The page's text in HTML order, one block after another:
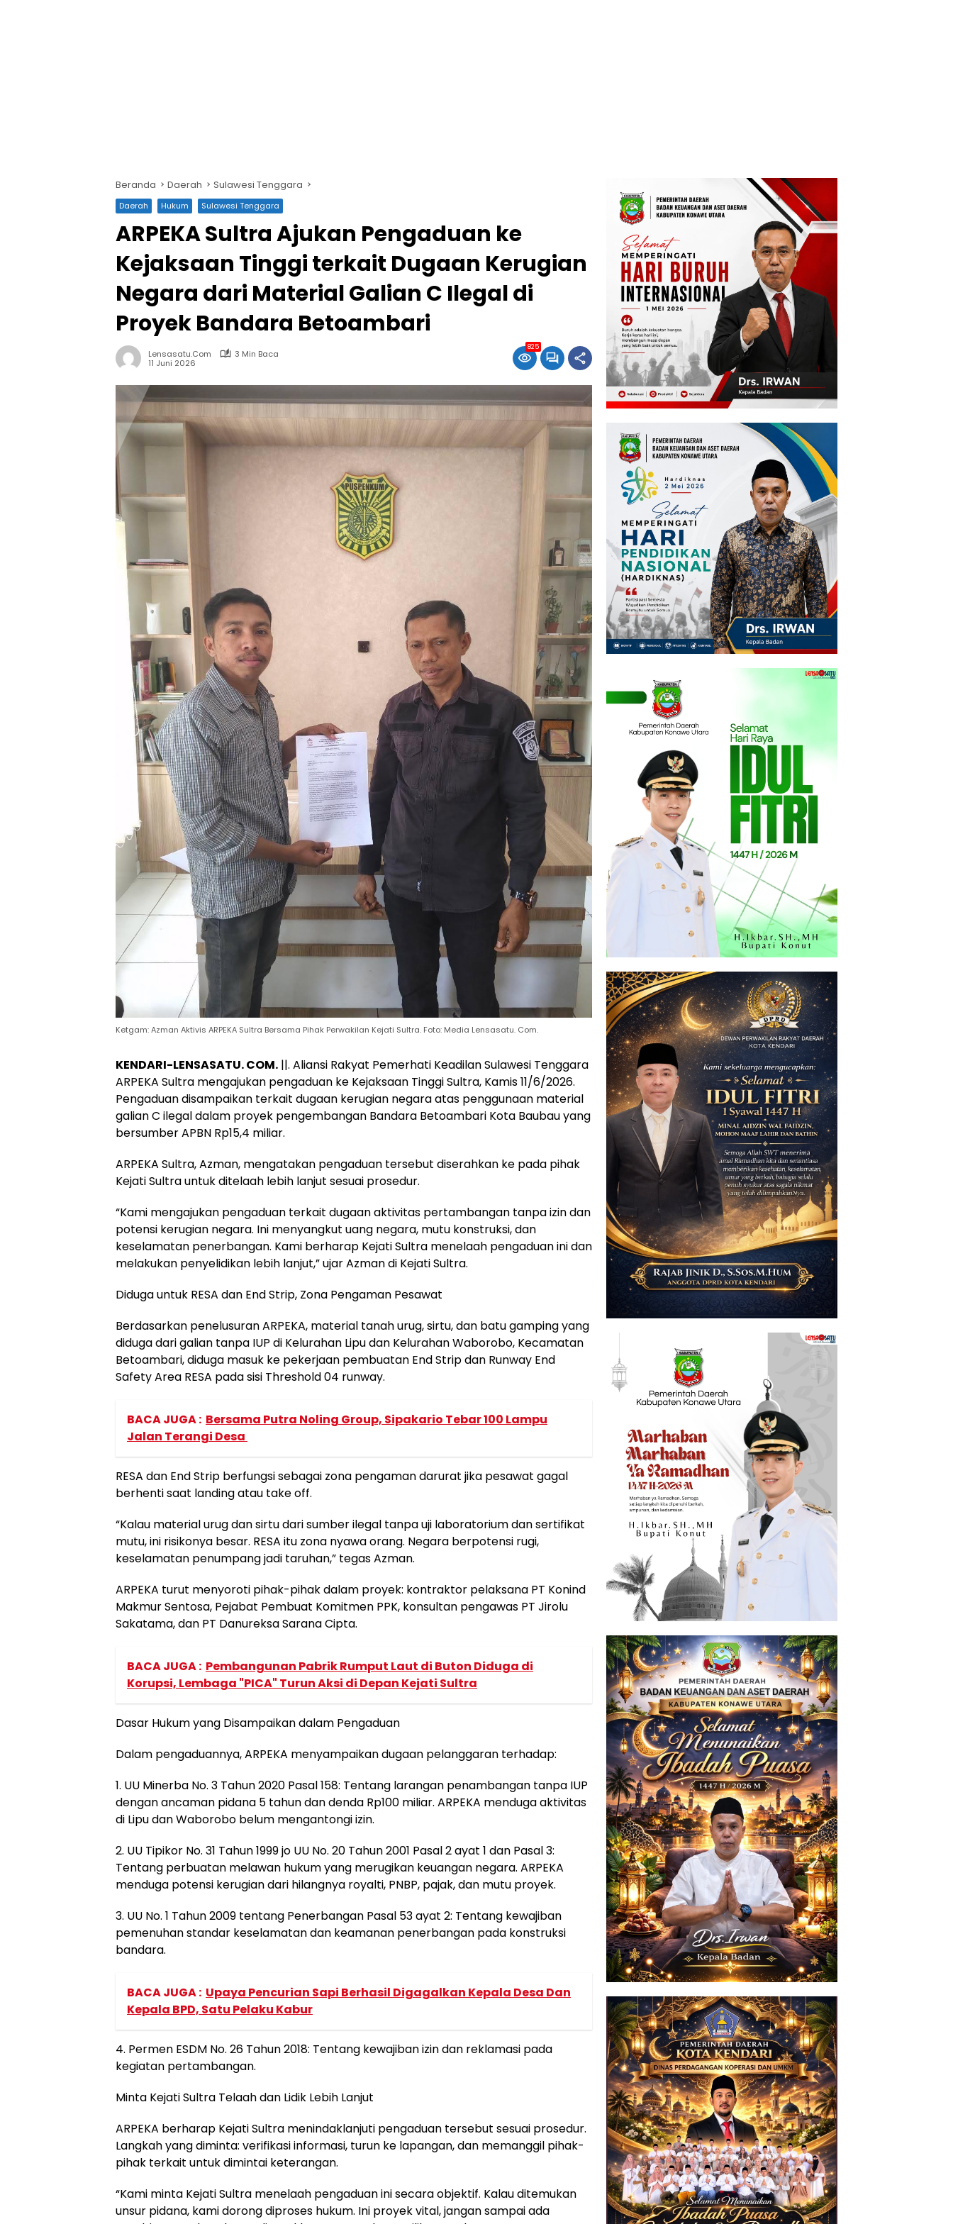
Beranda Daerah Sulawesi Tenggara
Daerah Hukum Sulawesi Tenggara
ARPEKA Sultra Ajukan Pengaduan ke
Kejaksaan Tinggi terkait Dugaan Kerugian
Negara dari Material Galian C Ilegal di
Proyek Bandara Betoambari
Lensasatu.com
3 Min Baca
11 Juni 2026
825
Ketgam: Azman Aktivis ARPEKA Sultra Bersama Pihak Perwakilan Kejati Sultra. Foto: Media Lensasatu. Com.
KENDARI-LENSASATU. COM. ||. Aliansi Rakyat Pemerhati Keadilan Sulawesi Tenggara
ARPEKA Sultra mengajukan pengaduan ke Kejaksaan Tinggi Sultra, Kamis 11/6/2026.
Pengaduan disampaikan terkait dugaan kerugian negara atas penggunaan material
galian C ilegal dalam proyek pengembangan Bandara Betoambari Kota Baubau yang
bersumber APBN Rp15,4 miliar.
ARPEKA Sultra, Azman, mengatakan pengaduan tersebut diserahkan ke pada pihak
Kejati Sultra untuk ditelaah lebih lanjut sesuai prosedur.
“Kami mengajukan pengaduan terkait dugaan aktivitas pertambangan tanpa izin dan
potensi kerugian negara. Ini menyangkut uang negara, mutu konstruksi, dan
keselamatan penerbangan. Kami berharap Kejati Sultra menelaah pengaduan ini dan
melakukan penyelidikan lebih lanjut,” ujar Azman di Kejati Sultra.
Diduga untuk RESA dan End Strip, Zona Pengaman Pesawat
Berdasarkan penelusuran ARPEKA, material tanah urug, sirtu, dan batu gamping yang
diduga dari galian tanpa IUP di Kelurahan Lipu dan Kelurahan Waborobo, Kecamatan
Betoambari, diduga masuk ke pekerjaan pembuatan End Strip dan Runway End
Safety Area RESA pada sisi Threshold 04 runway.
BACA JUGA : Bersama Putra Noling Group, Sipakario Tebar 100 Lampu
Jalan Terangi Desa
RESA dan End Strip berfungsi sebagai zona pengaman darurat jika pesawat gagal
berhenti saat landing atau take off.
“Kalau material urug dan sirtu dari sumber ilegal tanpa uji laboratorium dan sertifikat
mutu, ini risikonya besar. RESA itu zona nyawa orang. Negara berpotensi rugi,
keselamatan penumpang jadi taruhan,” tegas Azman.
ARPEKA turut menyoroti pihak-pihak dalam proyek: kontraktor pelaksana PT Konind
Makmur Sentosa, Pejabat Pembuat Komitmen PPK, konsultan pengawas PT Jirolu
Sakatama, dan PT Danureksa Sarana Cipta.
BACA JUGA : Pembangunan Pabrik Rumput Laut di Buton Diduga di
Korupsi, Lembaga "PICA" Turun Aksi di Depan Kejati Sultra
Dasar Hukum yang Disampaikan dalam Pengaduan
Dalam pengaduannya, ARPEKA menyampaikan dugaan pelanggaran terhadap:
1. UU Minerba No. 3 Tahun 2020 Pasal 158: Tentang larangan penambangan tanpa IUP
dengan ancaman pidana 5 tahun dan denda Rp100 miliar. ARPEKA menduga aktivitas
di Lipu dan Waborobo belum mengantongi izin.
2. UU Tipikor No. 31 Tahun 1999 jo UU No. 20 Tahun 2001 Pasal 2 ayat 1 dan Pasal 3:
Tentang perbuatan melawan hukum yang merugikan keuangan negara. ARPEKA
menduga potensi kerugian dari hilangnya royalti, PNBP, pajak, dan mutu proyek.
3. UU No. 1 Tahun 2009 tentang Penerbangan Pasal 53 ayat 2: Tentang kewajiban
pemenuhan standar keselamatan dan keamanan penerbangan pada konstruksi
bandara.
BACA JUGA : Upaya Pencurian Sapi Berhasil Digagalkan Kepala Desa Dan
Kepala BPD, Satu Pelaku Kabur
4. Permen ESDM No. 26 Tahun 2018: Tentang kewajiban izin dan reklamasi pada
kegiatan pertambangan.
Minta Kejati Sultra Telaah dan Lidik Lebih Lanjut
ARPEKA berharap Kejati Sultra menindaklanjuti pengaduan tersebut sesuai prosedur.
Langkah yang diminta: verifikasi informasi, turun ke lapangan, dan memanggil pihak-
pihak terkait untuk dimintai keterangan.
“Kami minta Kejati Sultra menelaah pengaduan ini secara objektif. Kalau ditemukan
unsur pidana, kami dorong diproses hukum. Ini proyek vital, jangan sampai ada